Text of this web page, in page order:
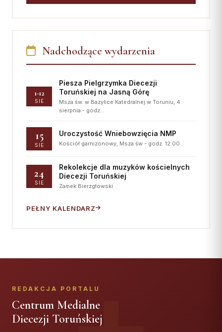
Nadchodzące wydarzenia
1-12
SIE
Piesza Pielgrzymka Diecezji
Toruńskiej na Jasną Górę
Msza św. w Bazylice Katedralnej w Toruniu, 4
sierpnia - godz…
15
SIE
Uroczystość Wniebowzięcia NMP
Kościół garnizonowy, Msza św - godz. 12.00
24
SIE
Rekolekcje dla muzyków kościelnych
Diecezji Toruńskiej
Zamek Bierzgłowski
PEŁNY KALENDARZ
REDAKCJA PORTALU
Centrum Medialne
Diecezji Toruńskiej